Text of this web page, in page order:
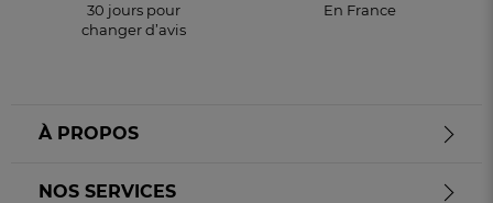
30 jours pour
changer d’avis
En France
À PROPOS
NOS SERVICES